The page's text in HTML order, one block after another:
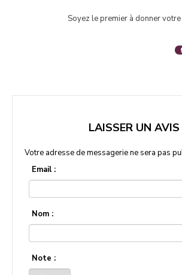
Soyez le premier à donner votre
LAISSER UN AVIS
Votre adresse de messagerie ne sera pas
Email :
Nom :
Note :